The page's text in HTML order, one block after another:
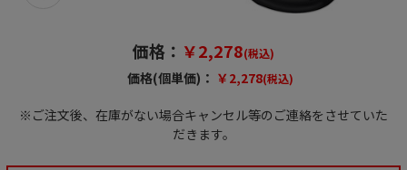
価格： ￥2,278(税込)
価格(個単価)： ￥2,278(税込)
※ご注文後、在庫がない場合キャンセル等のご連絡をさせていた
だきます。